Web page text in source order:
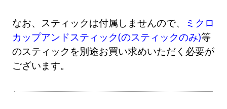
なお、スティックは付属しませんので、
ミクロ
カップアンドスティック(のスティックのみ)等
のスティックを別途お買い求めいただく必要が
ございます。